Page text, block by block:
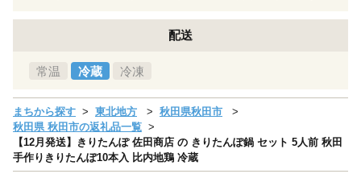
配送
常温 冷蔵 冷凍
まちから探す 東北地方
秋田県秋田市
秋田県 秋田市の返礼品一覧
【12月発送】きりたんぽ 佐田商店 の きりたんぽ鍋 セット 5人前 秋田
手作りきりたんぽ10本入 比内地鶏 冷蔵